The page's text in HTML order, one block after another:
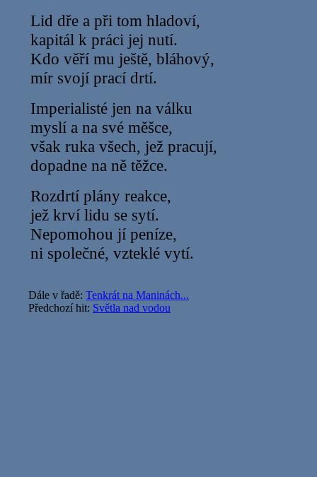
Lid dře a při tom hladoví,
kapitál k práci jej nutí.
Kdo věří mu ještě, bláhový,
mír svojí prací drtí.
Imperialisté jen na válku
myslí a na své měšce,
však ruka všech, jež pracují,
dopadne na ně těžce.
Rozdrtí plány reakce,
jež krví lidu se sytí.
Nepomohou jí peníze,
ni společné, vzteklé vytí.
Dále v řadě: Tenkrát na Maninách...
Předchozí hit: Světla nad vodou